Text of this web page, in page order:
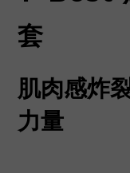
套
肌肉感炸
力量